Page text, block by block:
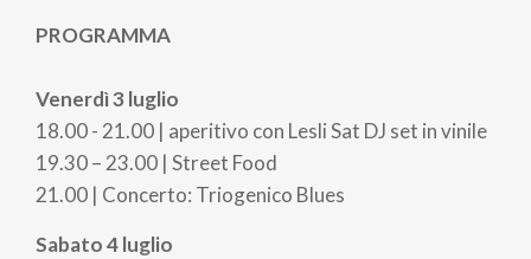
PROGRAMMA
Venerdì 3 luglio
18.00 - 21.00 | aperitivo con Lesli Sat DJ set in vinile
19.30 – 23.00 | Street Food
21.00 | Concerto: Triogenico Blues
Sabato 4 luglio